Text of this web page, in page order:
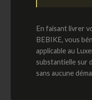
En faisant livrer
BEBIKE, vous
applicable au
substantielle sur
sans aucune